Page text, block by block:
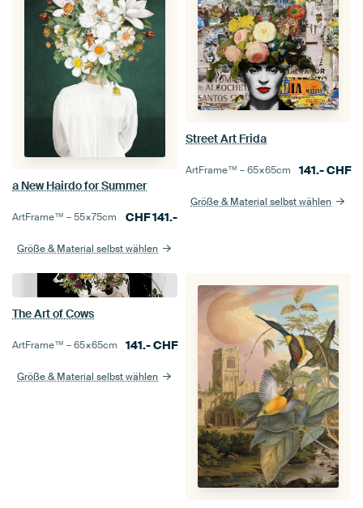
a New Hairdo for Summer
ArtFrame™ –55×75cm CHF141.-
Größe & Material selbst wählen
Street Art Frida
ArtFrame™ –65×65cm 141.-CHF
Größe & Material selbst wählen
The Art of Cows
ArtFrame™ –65×65cm 141.-CHF
Größe & Material selbst wählen